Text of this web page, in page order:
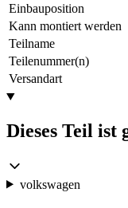
Einbauposition
Kann montiert werden
Teilname
Teilenummer(n)
Versandart
Dieses Teil ist
volkswagen